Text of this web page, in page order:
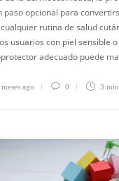
paso opcional para
rutina de salud
usuarios con piel sensible
adecuado puede
ago 0 3 min